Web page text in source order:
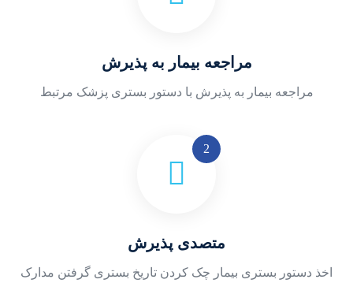
مراجعه بیمار به پذیرش
مراجعه بیمار به پذیرش با دستور بستری پزشک مرتبط
متصدی پذیرش
اخذ دستور بستری بیمار چک کردن تاریخ بستری گرفتن مدارک